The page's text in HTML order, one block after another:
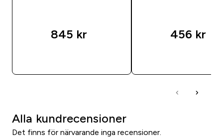
845 kr‎ 456 kr‎
Alla kundrecensioner
Det finns för närvarande inga recensioner.